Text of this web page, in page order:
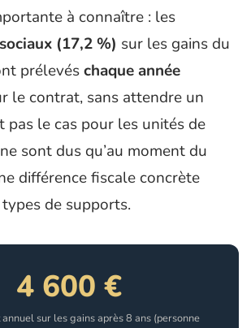
à connaître : les
(17,2 %) sur les gains du
prélevéschaque année
le contrat, sans attendre un
pas le cas pour les unités de
sont dus qu’au moment du
différence fiscale concrète
de supports.
4 600 €
annuel sur les gains après 8 ans (personne